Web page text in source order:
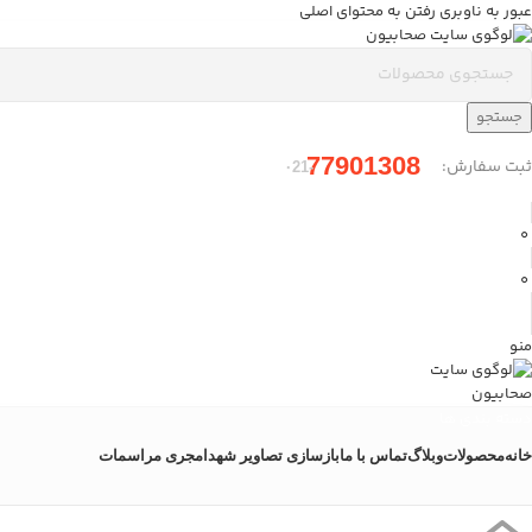
عبور به ناوبری رفتن به محتوای اصلی
جستجو
ثبت سفارش: 77901308
-۰21
0
0
منو
خانهمحصولاتوبلاگتماس با مابازسازی تصاویر شهدا مجری مراسمات